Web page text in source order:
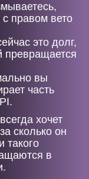
с правом вето
это долг,
превращается
вы
часть
хочет
сколько он
такого
в